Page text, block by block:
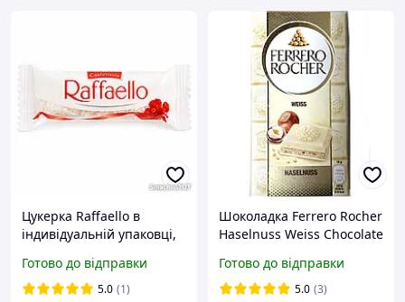
Цукерка Raffaello в
індивідуальній упаковці,
Готово до відправки
5.0 (1)
Шоколадка Ferrero Rocher
Haselnuss Weiss Chocolate
Готово до відправки
5.0 (3)